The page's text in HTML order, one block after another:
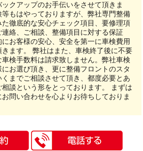
クアップのお手伝いをさせて頂きま
もはやっておりますが、弊社専門整備
徹底的な安心チェック項目、要修理項
絡、ご相談、整備項目に対する保証
お客様の安心、安全を第一に車検費用
ます。 弊社はまた、車検終了後に不要
検手数料は請求致しません。弊社車検
お選び頂き、更に整備フロントのスタ
までご相談させて頂き、都度必要とあ
談という形をとっております。 まずは
問い合わせを心よりお待ちしておりま